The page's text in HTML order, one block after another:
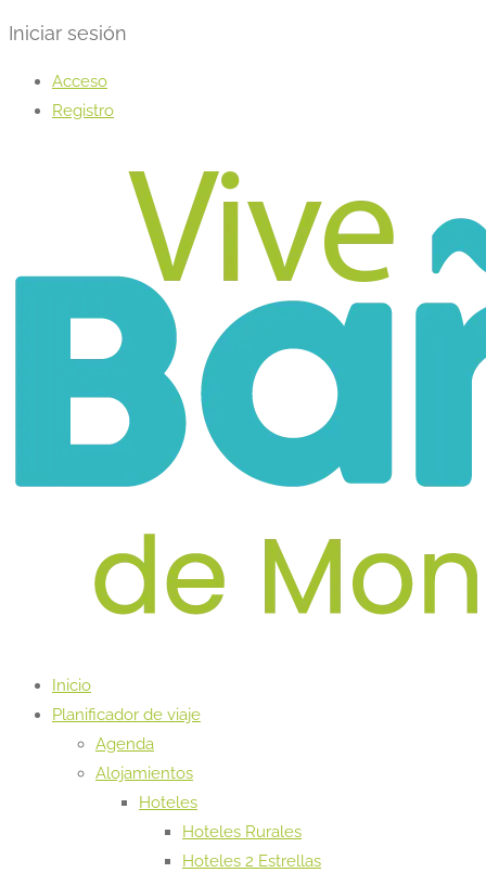
Iniciar sesión
Acceso
Registro
Inicio
Planificador de viaje
Agenda
Alojamientos
Hoteles
Hoteles Rurales
Hoteles 2 Estrellas